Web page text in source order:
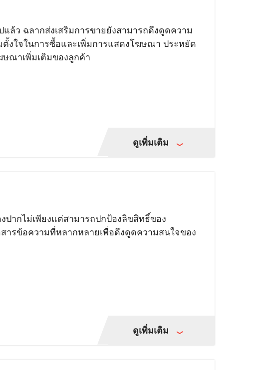
ล้ว ฉลากส่งเสริมการขายยังสามารถดึงดูดความ
งใจในการซื้อและเพิ่มการแสดงโฆษณา ประหยัด
ษณาเพิ่มเติมของลูกค้า
ดูเพิ่มเติม
กไม่เพียงแต่สามารถปกป้องลิขสิทธิ์ของ
รข้อความที่หลากหลายเพื่อดึงดูดความสนใจของ
ดูเพิ่มเติม